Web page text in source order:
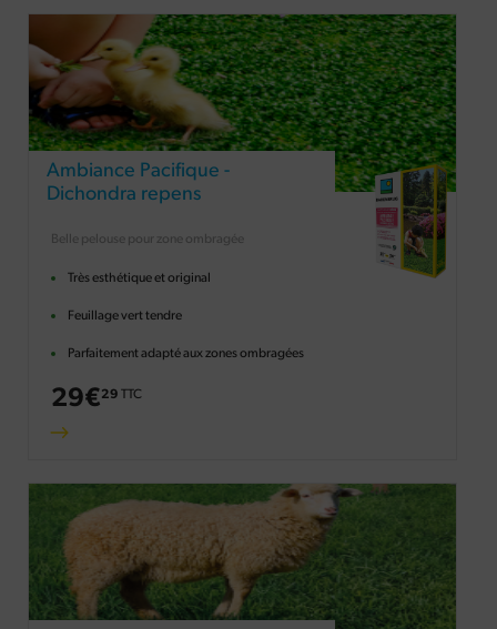
Ambiance Pacifique -
Dichondra repens
Belle pelouse pour zone ombragée
Très esthétique et original
Feuillage vert tendre
Parfaitement adapté aux zones ombragées
29€29 TTC